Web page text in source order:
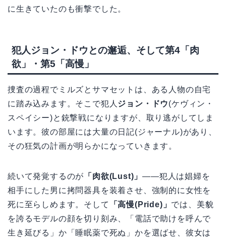
に生きていたのも衝撃でした。
犯人ジョン・ドウとの邂逅、そして第4「肉
欲」・第5「高慢」
捜査の過程でミルズとサマセットは、ある人物の自宅
に踏み込みます。そこで犯人 ジョン・ドウ(ケヴィン・
スペイシー)と銃撃戦になりますが、取り逃がしてしま
います。彼の部屋には大量の日記(ジャーナル)があり、
その狂気の計画が明らかになっていきます。
続いて発覚するのが 「肉欲(Lust)」——犯人は娼婦を
相手にした男に拷問器具を装着させ、強制的に女性を
死に至らしめます。そして
「高慢(Pride)」 では、美貌
を誇るモデルの顔を切り刻み、「電話で助けを呼んで
生き延びる」か「睡眠薬で死ぬ」かを選ばせ、彼女は